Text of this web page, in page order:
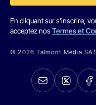
En cliquant sur s'inscrire,
acceptez nosTermes et
© 2026 Talmont Media